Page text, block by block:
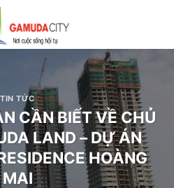
TIN TỨC
CẦN BIẾT VỀ CHỦ
LAND – DỰ ÁN
HOÀNG
MAI